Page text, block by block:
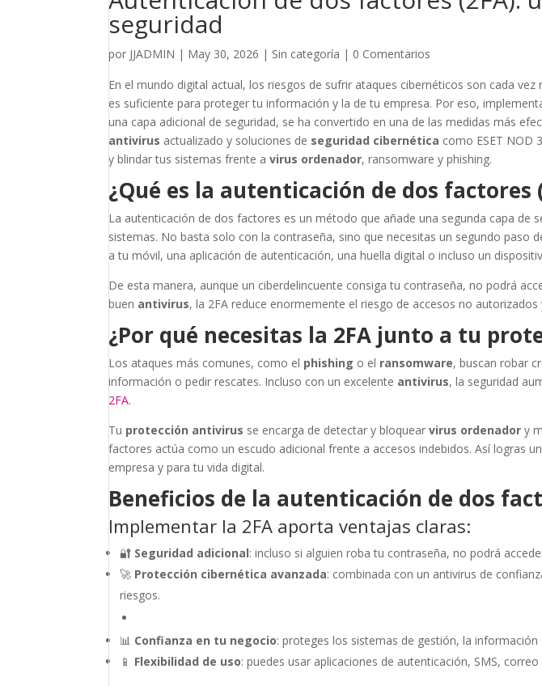
seguridad
por JJADMIN | May 30, 2026 | Sin categoría | 0 Comentarios
En el mundo digital actual, los riesgos de sufrir ataques cibernéticos son cada
es suficiente para proteger tu información y la de tu empresa. Por eso,
una capa adicional de seguridad, se ha convertido en una de las medidas más
antivirus actualizado y soluciones de seguridad cibernética como ESET NOD
y blindar tus sistemas frente avirus ordenador, ransomware y phishing.
¿Qué es la autenticación de dos factores
La autenticación de dos factores es un método que añade una segunda capa de
sistemas. No basta solo con la contraseña, sino que necesitas un segundo paso
a tu móvil, una aplicación de autenticación, una huella digital o incluso un
De esta manera, aunque un ciberdelincuente consiga tu contraseña, no podrá
buen antivirus, la 2FA reduce enormemente el riesgo de accesos no
¿Por qué necesitas la 2FA junto a tu
Los ataques más comunes, como el phishing o el ransomware, buscan robar
información o pedir rescates. Incluso con un excelente antivirus, la seguridad
2FA.
Tu protección antivirus se encarga de detectar y bloquearvirus ordenador y
factores actúa como un escudo adicional frente a accesos indebidos. Así logras
empresa y para tu vida digital.
Beneficios de la autenticación de dos
Implementar la 2FA aporta ventajas claras:
🔐 Seguridad adicional: incluso si alguien roba tu contraseña, no podrá
🚀 Protección cibernética avanzada: combinada con un antivirus de
riesgos.
📊 Confianza en tu negocio: proteges los sistemas de gestión, la
📱 Flexibilidad de uso: puedes usar aplicaciones de autenticación, SMS,